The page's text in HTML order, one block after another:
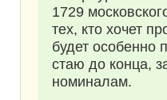
1729
тех, кто хочет
будет особенно
стаю до конца,
номиналам.